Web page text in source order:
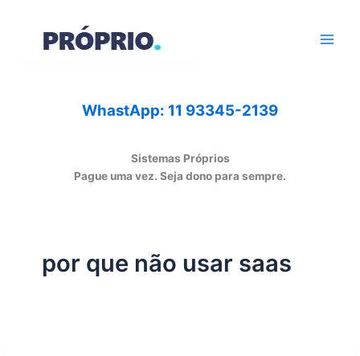
WhastApp: 11 93345-2139
Sistemas Próprios
Pague uma vez. Seja dono para sempre.
por que não usar saas